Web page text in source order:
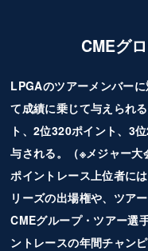
CMEグ
LPGAのツアーメンバー
て成績に乗じて与えられ
ト、2位320ポイント、3
与される。（※メジャー大
ポイントレース上位者に
リーズの出場権や、ツア
CMEグループ・ツアー選
ントレースの年間チャン